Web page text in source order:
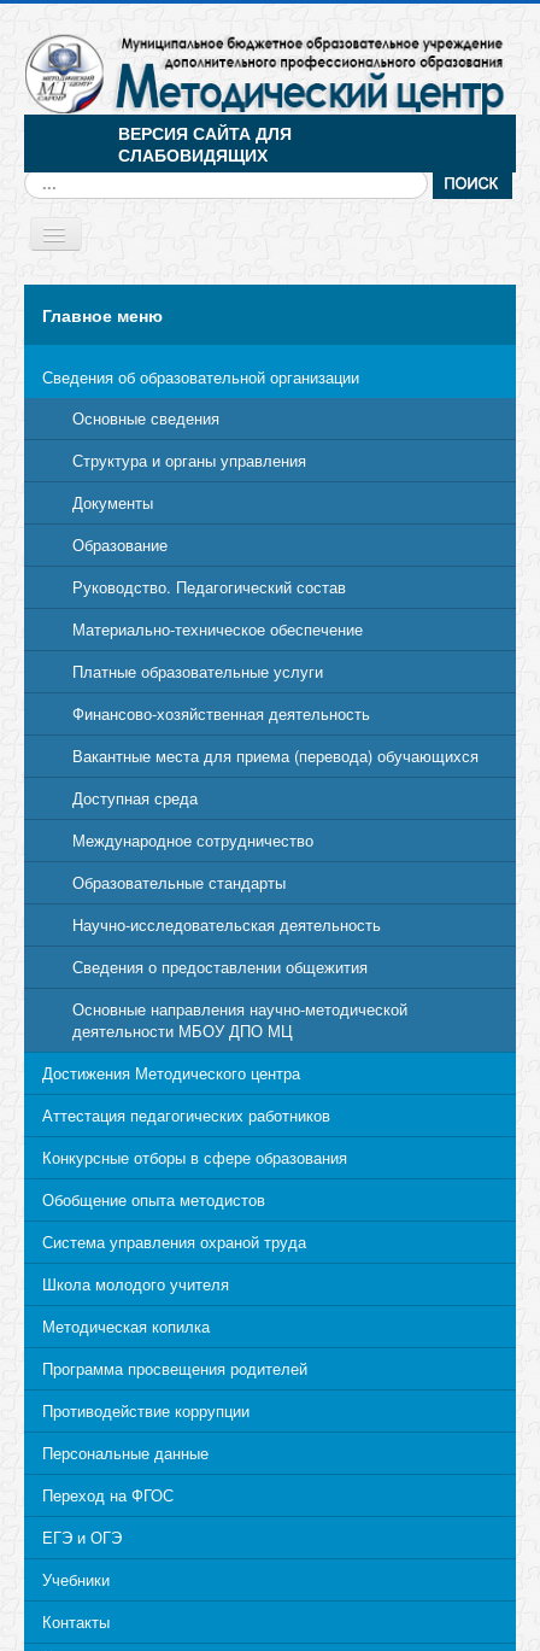
ВЕРСИЯ САЙТА ДЛЯ
СЛАБОВИДЯЩИХ
Искать...
Toggle
Главное меню
Сведения об образовательной организации
Основные сведения
Структура и органы управления
Документы
Образование
Руководство. Педагогический состав
Материально-техническое обеспечение
Платные образовательные услуги
Финансово-хозяйственная деятельность
Вакантные места для приема (перевода) обучающихся
Доступная среда
Международное сотрудничество
Образовательные стандарты
Научно-исследовательская деятельность
Сведения о предоставлении общежития
Основные направления научно-методической
деятельности МБОУ ДПО МЦ
Достижения Методического центра
Аттестация педагогических работников
Конкурсные отборы в сфере образования
Обобщение опыта методистов
Система управления охраной труда
Школа молодого учителя
Методическая копилка
Программа просвещения родителей
Противодействие коррупции
Персональные данные
Переход на ФГОС
ЕГЭ и ОГЭ
Учебники
Контакты